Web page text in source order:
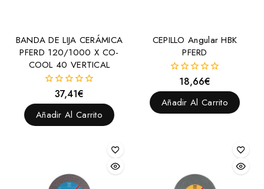
BANDA DE LIJA CERÁMICA
PFERD 120/1000 X CO-
COOL 40 VERTICAL
fuera
de
37,41€
Añadir Al Carrito
CEPILLO Angular HBK
PFERD
fuera
de
18,66€
Añadir Al Carrito